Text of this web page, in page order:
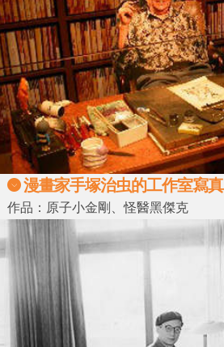
漫畫家手塚治虫的工作室寫真
作品：原子小金剛、怪醫黑傑克